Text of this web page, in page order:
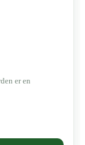
er en